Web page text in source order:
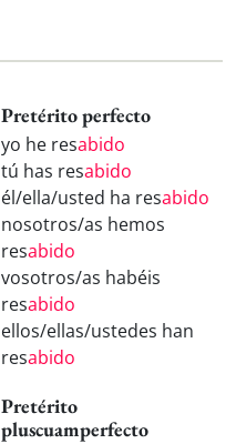
Pretérito perfecto
yo he resabido
tú has resabido
él/ella/usted ha resabido
nosotros/as hemos
resabido
vosotros/as habéis
resabido
ellos/ellas/ustedes han
resabido
Pretérito
pluscuamperfecto